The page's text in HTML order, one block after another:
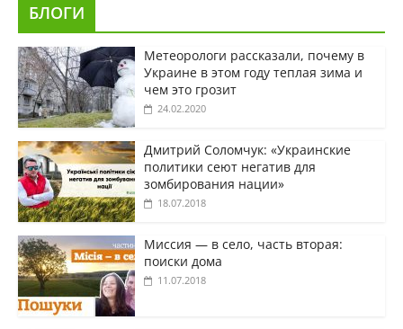
БЛОГИ
Метеорологи рассказали, почему в
Украине в этом году теплая зима и
чем это грозит
24.02.2020
Дмитрий Соломчук: «Украинские
политики сеют негатив для
зомбирования нации»
18.07.2018
Миссия — в село, часть вторая:
поиски дома
11.07.2018